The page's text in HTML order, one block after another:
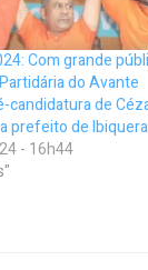
Com grande
do Avante
candidatura de
prefeito de Ibiquera
- 16h44